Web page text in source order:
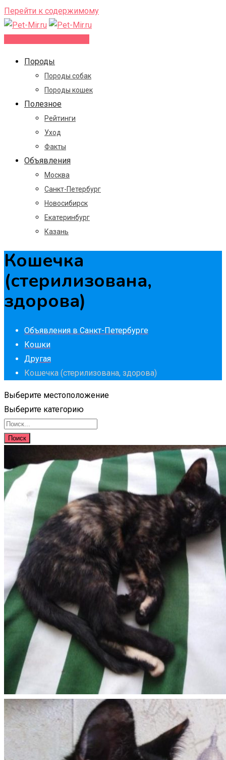
Перейти к содержимому
Породы
Породы собак
Породы кошек
Полезное
Рейтинги
Уход
Факты
Объявления
Москва
Санкт-Петербург
Новосибирск
Екатеринбург
Казань
Кошечка
(стерилизована,
здорова)
Объявления в Санкт-Петербурге
Кошки
Другая
Кошечка (стерилизована, здорова)
Выберите местоположение
Выберите категорию
Поиск